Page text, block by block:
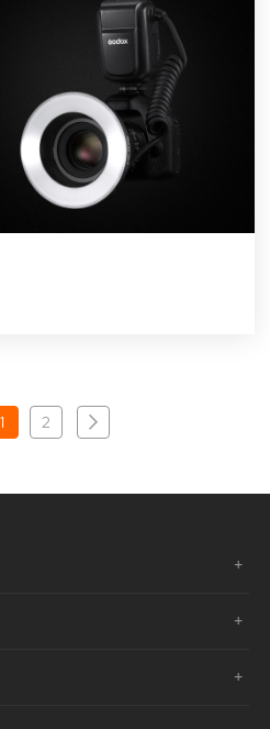
1 2